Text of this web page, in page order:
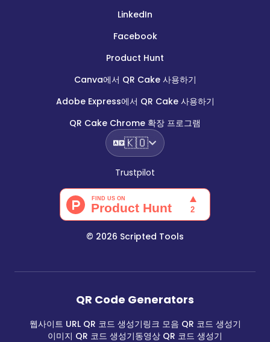
LinkedIn
Facebook
Product Hunt
Canva에서 QR Cake 사용하기
Adobe Express에서 QR Cake 사용하기
QR Cake Chrome 확장 프로그램
🇰🇴
Trustpilot
© 2026 Scripted Tools
QR Code Generators
웹사이트 URL QR 코드 생성기링크 모음 QR 코드 생성기
이미지 QR 코드 생성기동영상 QR 코드 생성기